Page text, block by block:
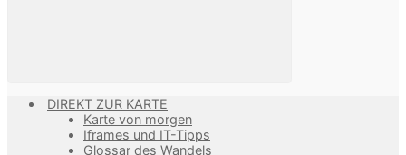
DIREKT ZUR KARTE
Karte von morgen
Iframes und IT-Tipps
Glossar des Wandels